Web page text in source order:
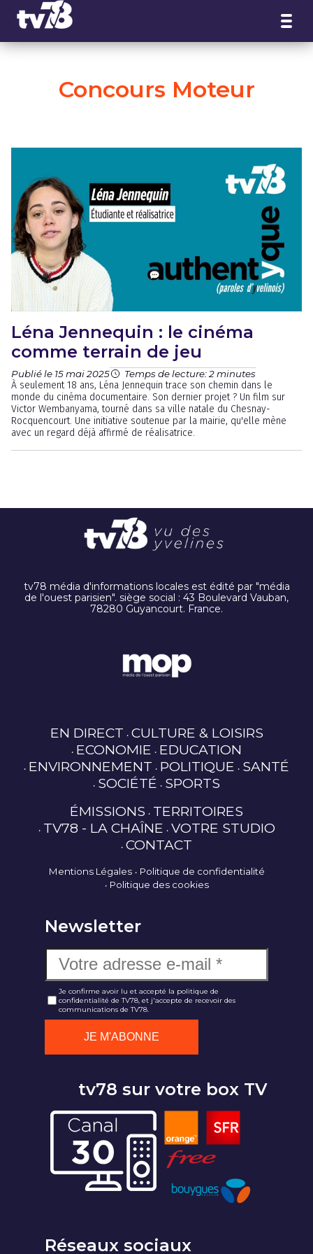
Concours Moteur
Léna Jennequin : le cinéma
comme terrain de jeu
Publié le 15 mai 2025 Temps de lecture: 2 minutes
À seulement 18 ans, Léna Jennequin trace son chemin dans le
monde du cinéma documentaire. Son dernier projet ? Un film sur
Victor Wembanyama, tourné dans sa ville natale du Chesnay-
Rocquencourt. Une initiative soutenue par la mairie, qu'elle mène
avec un regard déjà affirmé de réalisatrice.
tv78 média d'informations locales est édité par "média
de l'ouest parisien". siège social : 43 Boulevard Vauban,
78280 Guyancourt. France.
EN DIRECT CULTURE & LOISIRS
ECONOMIE EDUCATION
ENVIRONNEMENT POLITIQUE SANTÉ
SOCIÉTÉ SPORTS
ÉMISSIONS TERRITOIRES
TV78 - LA CHAÎNE VOTRE STUDIO
CONTACT
Mentions Légales
Politique de confidentialité
Politique des cookies
Newsletter
Je confirme avoir lu et accepté la politique de
confidentialité de TV78, et j'accepte de recevoir des
communications de TV78.
tv78 sur votre box TV
Réseaux sociaux
Panneau de gestion des cookies